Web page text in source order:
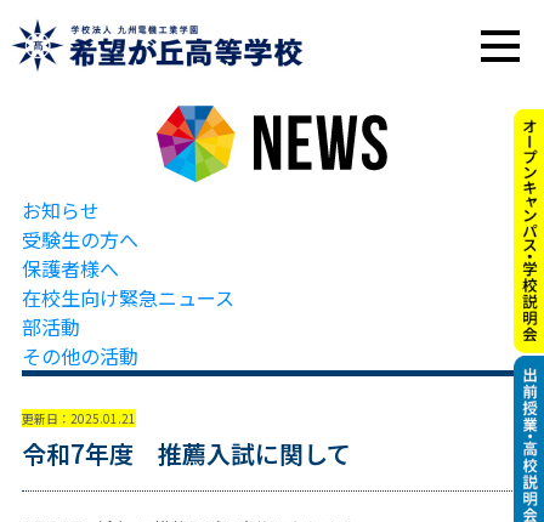
お知らせ
受験生の方へ
保護者様へ
在校生向け緊急ニュース
部活動
その他の活動
更新日：2025.01.21
令和7年度 推薦入試に関して